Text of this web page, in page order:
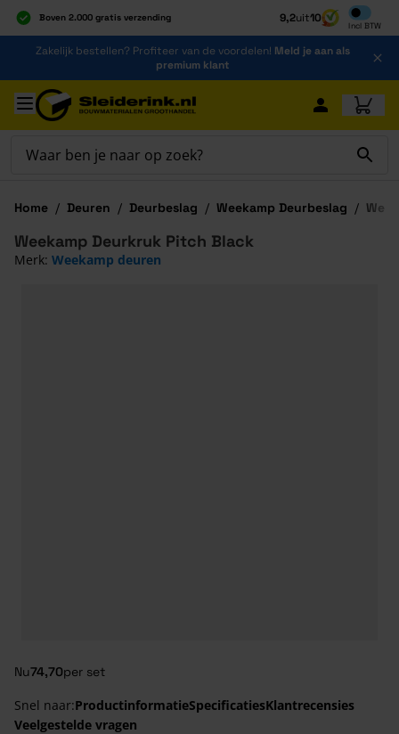
Boven 2.000 gratis verzending
Al 40 jaar dé specialist
Alles onder één dak
9,2uit10
Incl BTW
Inclusief
Ga naar de inhoud
Zakelijk bestellen? Profiteer van de voordelen! Meld je aan als
premium klant
Ga naar hoofdinhoud
Home / Deuren / Deurbeslag / Weekamp Deurbeslag /
Nu74,70per set
Weekamp Deurkruk Pitch Black
Merk: Weekamp deuren
Snel naar:ProductinformatieSpecificatiesKlantrecensies
Veelgestelde vragen